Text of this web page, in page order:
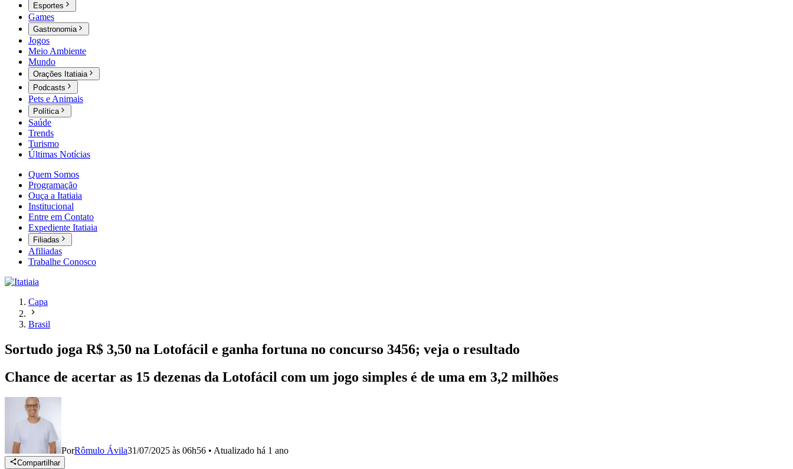
Esportes
Games
Gastronomia
Jogos
Meio Ambiente
Mundo
Orações Itatiaia
Podcasts
Pets e Animais
Política
Saúde
Trends
Turismo
Últimas Notícias
Quem Somos
Programação
Ouça a Itatiaia
Institucional
Entre em Contato
Expediente Itatiaia
Filiadas
Afiliadas
Trabalhe Conosco
Capa
Brasil
Sortudo joga R$ 3,50 na Lotofácil e ganha fortuna no concurso 3456; veja o resultado
Chance de acertar as 15 dezenas da Lotofácil com um jogo simples é de uma em 3,2 milhões
PorRômulo Ávila31/07/2025 às 06h56 • Atualizado há 1 ano
Compartilhar